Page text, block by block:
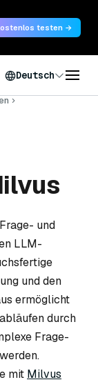
testen →
Deutsch
und
LLM-
und den
ermöglicht
durch
Frage-
mit Milvus